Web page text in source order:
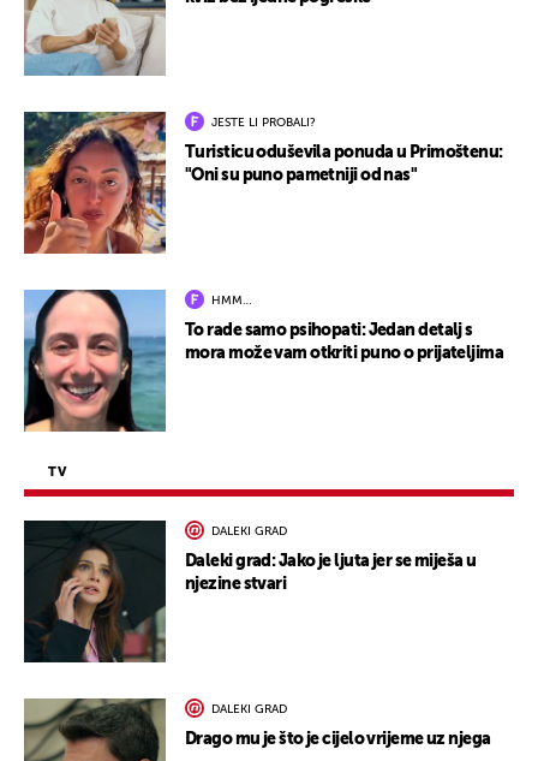
JESTE LI PROBALI?
Turisticu oduševila ponuda u Primoštenu:
"Oni su puno pametniji od nas"
HMM…
To rade samo psihopati: Jedan detalj s
mora može vam otkriti puno o prijateljima
TV
DALEKI GRAD
Daleki grad: Jako je ljuta jer se miješa u
njezine stvari
DALEKI GRAD
Drago mu je što je cijelo vrijeme uz njega